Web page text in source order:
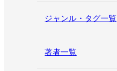
ジャンル・タグ一覧
著者一覧